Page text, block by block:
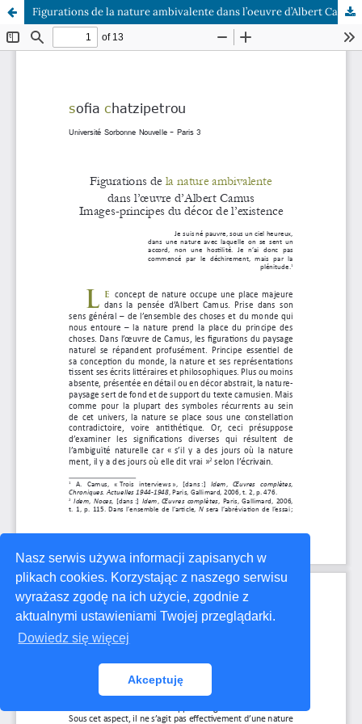
Nasz serwis używa informacji zapisanych w
plikach cookies. Korzystając z naszego serwisu
wyrażasz zgodę na ich użycie, zgodnie z
aktualnymi ustawieniami Twojej przeglądarki.
Dowiedz się więcej
Akceptuję
Figurations de la nature ambivalente dans l’oeuvre d’Albert Camus Images-principes du décor de l’existence